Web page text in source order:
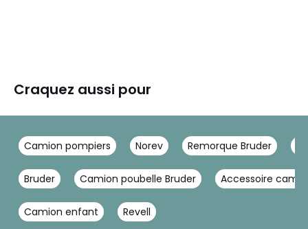
Craquez aussi pour
Camion pompiers Norev Remorque Bruder
Bruder Camion poubelle Bruder Accessoire
Camion enfant Revell